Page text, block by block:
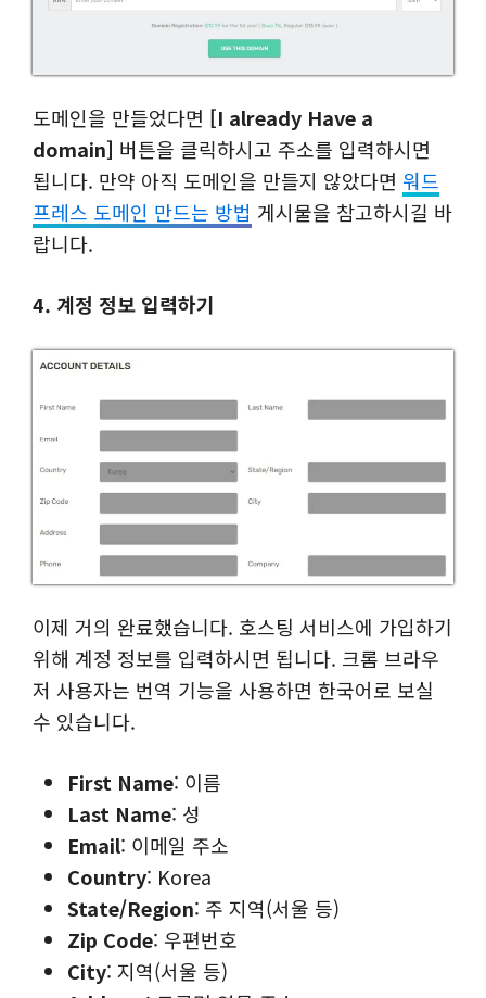
도메인을 만들었다면 [I already Have a
domain] 버튼을 클릭하시고 주소를 입력하시면
됩니다. 만약 아직 도메인을 만들지 않았다면 워드
프레스 도메인 만드는 방법 게시물을 참고하시길 바
랍니다.
4. 계정 정보 입력하기
이제 거의 완료했습니다. 호스팅 서비스에 가입하기
위해 계정 정보를 입력하시면 됩니다. 크롬 브라우
저 사용자는 번역 기능을 사용하면 한국어로 보실
수 있습니다.
First Name: 이름
Last Name: 성
Email: 이메일 주소
Country: Korea
State/Region: 주 지역(서울 등)
Zip Code: 우편번호
City: 지역(서울 등)